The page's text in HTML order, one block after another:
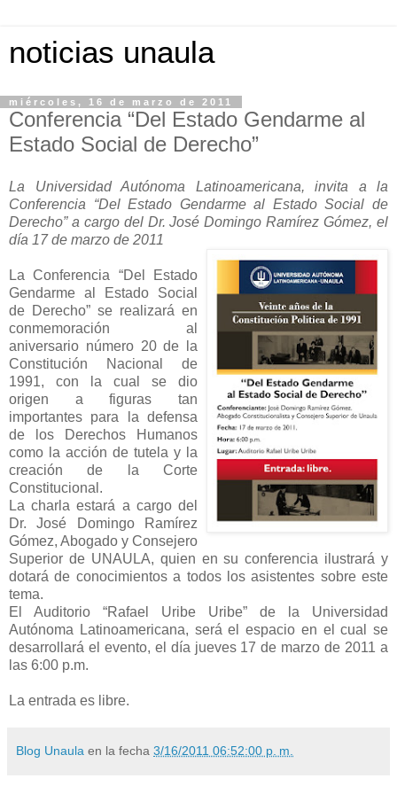
noticias unaula
miércoles, 16 de marzo de 2011
Conferencia “Del Estado Gendarme al
Estado Social de Derecho”
La Universidad Autónoma Latinoamericana, invita a la
Conferencia “Del Estado Gendarme al Estado Social de
Derecho” a cargo del Dr. José Domingo Ramírez Gómez, el
día 17 de marzo de 2011
La Conferencia “Del Estado
Gendarme al Estado Social
de Derecho” se realizará en
conmemoración al
aniversario número 20 de la
Constitución Nacional de
1991, con la cual se dio
origen a figuras tan
importantes para la defensa
de los Derechos Humanos
como la acción de tutela y la
creación de la Corte
Constitucional.
La charla estará a cargo del
Dr. José Domingo Ramírez
Gómez, Abogado y Consejero
Superior de UNAULA, quien en su conferencia ilustrará y
dotará de conocimientos a todos los asistentes sobre este
tema.
El Auditorio “Rafael Uribe Uribe” de la Universidad
Autónoma Latinoamericana, será el espacio en el cual se
desarrollará el evento, el día jueves 17 de marzo de 2011 a
las 6:00 p.m.
La entrada es libre.
Blog Unaula en la fecha 3/16/2011 06:52:00 p. m.